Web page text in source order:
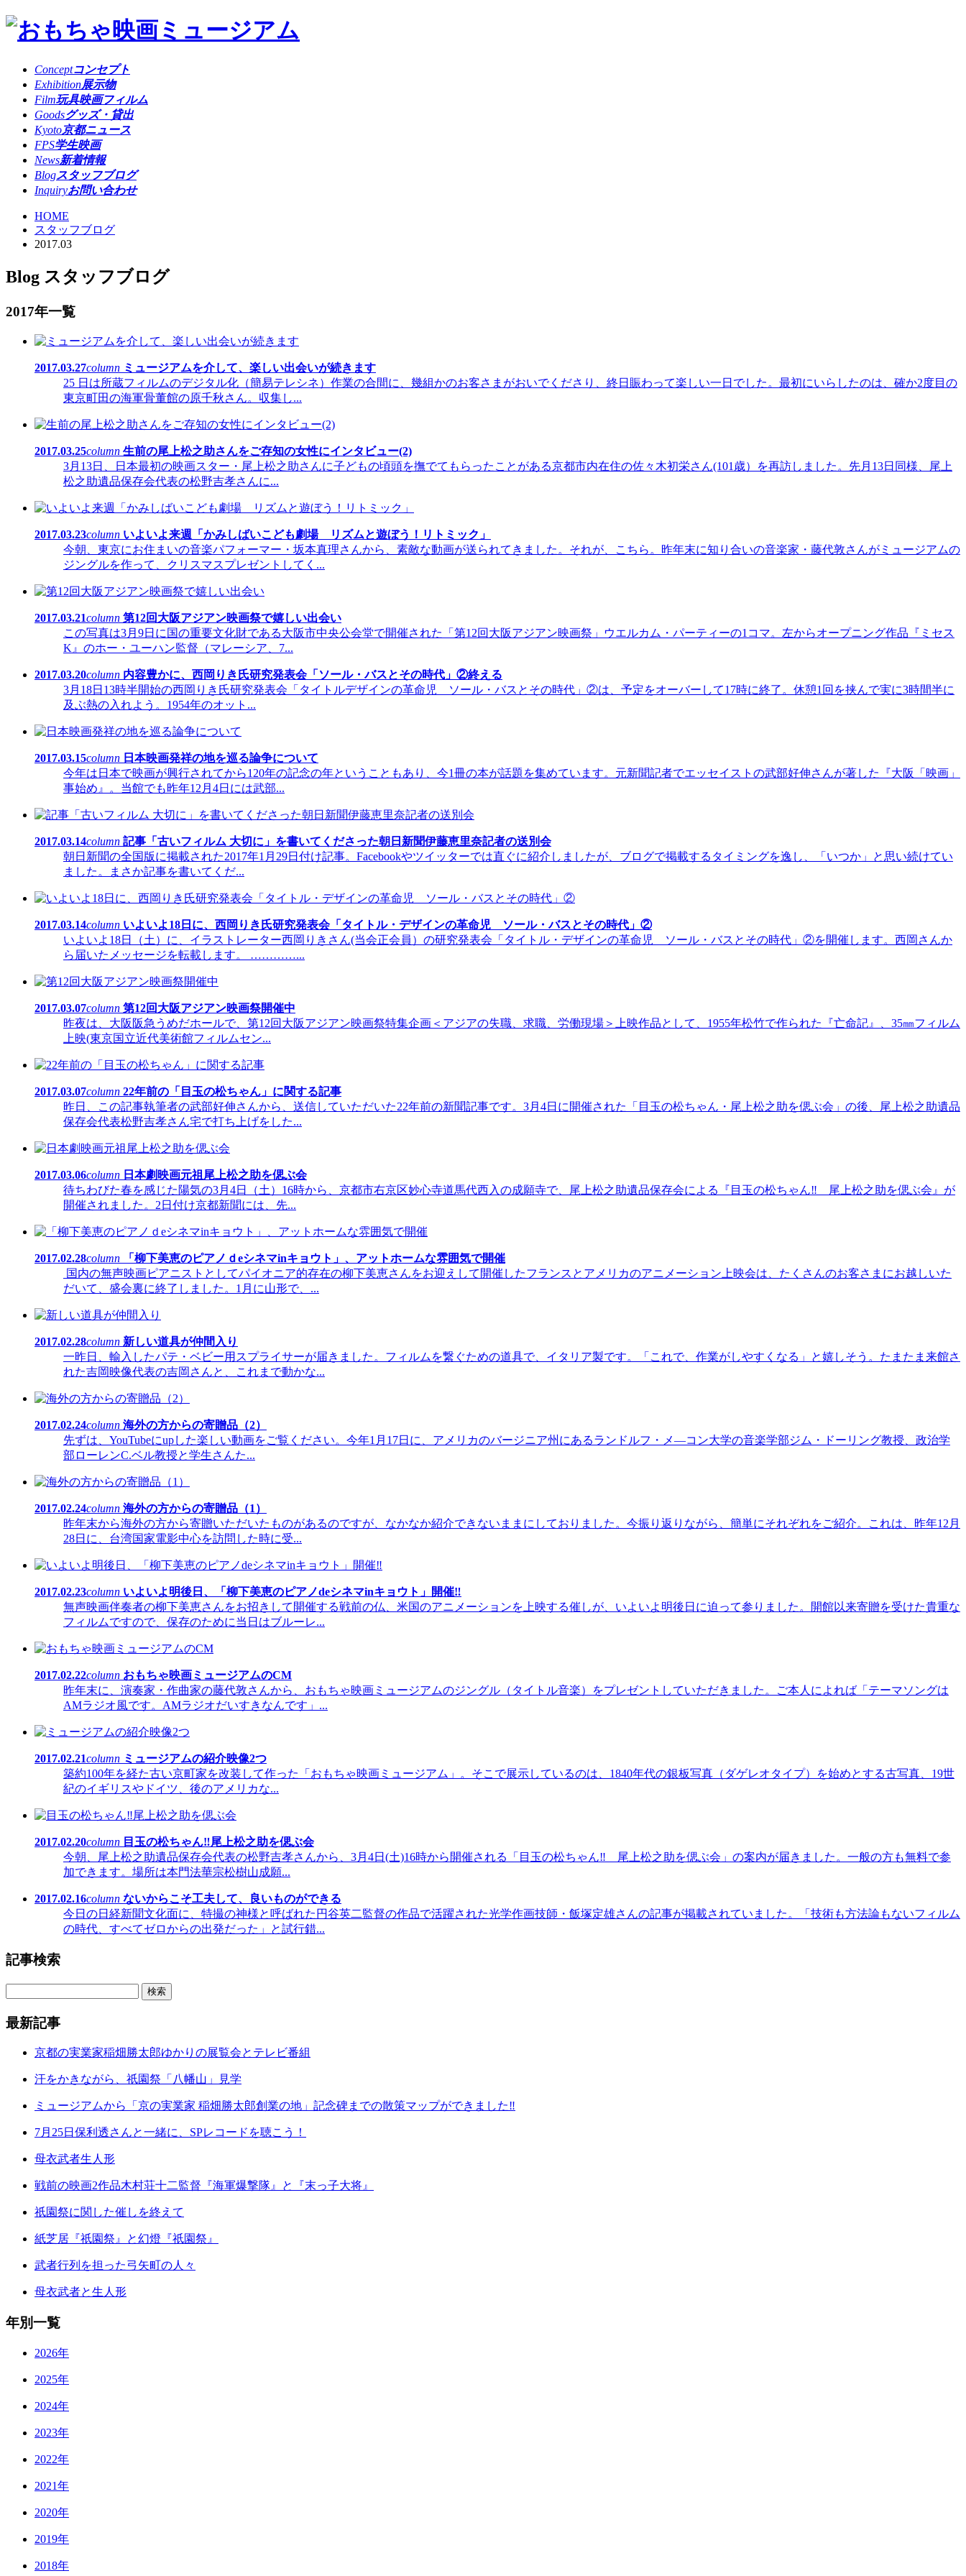
Conceptコンセプト
Exhibition展示物
Film玩具映画フィルム
Goodsグッズ・貸出
Kyoto京都ニュース
FPS学生映画
News新着情報
Blogスタッフブログ
Inquiryお問い合わせ
HOME
スタッフブログ
2017.03
Blog スタッフブログ
2017年一覧
2017.03.27column ミュージアムを介して、楽しい出会いが続きます
25 日は所蔵フィルムのデジタル化（簡易テレシネ）作業の合間に、幾組かのお客さまがおいでくださり、終日賑わって楽しい一日でした。最初にいらしたのは、確か2度目の
東京町田の海軍骨董館の原千秋さん。収集し...
2017.03.25column 生前の尾上松之助さんをご存知の女性にインタビュー(2)
3月13日、日本最初の映画スター・尾上松之助さんに子どもの頃頭を撫でてもらったことがある京都市内在住の佐々木初栄さん(101歳）を再訪しました。先月13日同様、尾上
松之助遺品保存会代表の松野吉孝さんに...
2017.03.23column いよいよ来週「かみしばいこども劇場 リズムと遊ぼう！リトミック」
今朝、東京にお住まいの音楽パフォーマー・坂本真理さんから、素敵な動画が送られてきました。それが、こちら。昨年末に知り合いの音楽家・藤代敦さんがミュージアムの
ジングルを作って、クリスマスプレゼントしてく...
2017.03.21column 第12回大阪アジアン映画祭で嬉しい出会い
この写真は3月9日に国の重要文化財である大阪市中央公会堂で開催された「第12回大阪アジアン映画祭」ウエルカム・パーティーの1コマ。左からオープニング作品『ミセス
K』のホー・ユーハン監督（マレーシア、7...
2017.03.20column 内容豊かに、西岡りき氏研究発表会「ソール・バスとその時代」②終える
3月18日13時半開始の西岡りき氏研究発表会「タイトルデザインの革命児 ソール・バスとその時代」②は、予定をオーバーして17時に終了。休憩1回を挟んで実に3時間半に
及ぶ熱の入れよう。1954年のオット...
2017.03.15column 日本映画発祥の地を巡る論争について
今年は日本で映画が興行されてから120年の記念の年ということもあり、今1冊の本が話題を集めています。元新聞記者でエッセイストの武部好伸さんが著した『大阪「映画」
事始め』。当館でも昨年12月4日には武部...
2017.03.14column 記事「古いフィルム 大切に」を書いてくださった朝日新聞伊藤恵里奈記者の送別会
朝日新聞の全国版に掲載された2017年1月29日付け記事。Facebookやツイッターでは直ぐに紹介しましたが、ブログで掲載するタイミングを逸し、「いつか」と思い続けてい
ました。まさか記事を書いてくだ...
2017.03.14column いよいよ18日に、西岡りき氏研究発表会「タイトル・デザインの革命児 ソール・バスとその時代」②
いよいよ18日（土）に、イラストレーター西岡りきさん(当会正会員）の研究発表会「タイトル・デザインの革命児 ソール・バスとその時代」②を開催します。西岡さんか
ら届いたメッセージを転載します。 …………...
2017.03.07column 第12回大阪アジアン映画祭開催中
昨夜は、大阪阪急うめだホールで、第12回大阪アジアン映画祭特集企画＜アジアの失職、求職、労働現場＞上映作品として、1955年松竹で作られた『亡命記』、35㎜フィルム
上映(東京国立近代美術館フィルムセン...
2017.03.07column 22年前の「目玉の松ちゃん」に関する記事
昨日、この記事執筆者の武部好伸さんから、送信していただいた22年前の新聞記事です。3月4日に開催された「目玉の松ちゃん・尾上松之助を偲ぶ会」の後、尾上松之助遺品
保存会代表松野吉孝さん宅で打ち上げをした...
2017.03.06column 日本劇映画元祖尾上松之助を偲ぶ会
待ちわびた春を感じた陽気の3月4日（土）16時から、京都市右京区妙心寺道馬代西入の成願寺で、尾上松之助遺品保存会による『目玉の松ちゃん‼ 尾上松之助を偲ぶ会』が
開催されました。2日付け京都新聞には、先...
2017.02.28column
「柳下美恵のピアノｄeシネマinキョウト」、アットホームな雰囲気で開催
国内の無声映画ピアニストとしてパイオニア的存在の柳下美恵さんをお迎えして開催したフランスとアメリカのアニメーション上映会は、たくさんのお客さまにお越しいた
だいて、盛会裏に終了しました。1月に山形で、...
2017.02.28column 新しい道具が仲間入り
一昨日、輸入したパテ・ベビー用スプライサーが届きました。フィルムを繋ぐための道具で、イタリア製です。「これで、作業がしやすくなる」と嬉しそう。たまたま来館さ
れた吉岡映像代表の吉岡さんと、これまで動かな...
2017.02.24column 海外の方からの寄贈品（2）
先ずは、YouTubeにupした楽しい動画をご覧ください。今年1月17日に、アメリカのバージニア州にあるランドルフ・メ―コン大学の音楽学部ジム・ドーリング教授、政治学
部ローレンC.ベル教授と学生さんた...
2017.02.24column 海外の方からの寄贈品（1）
昨年末から海外の方から寄贈いただいたものがあるのですが、なかなか紹介できないままにしておりました。今振り返りながら、簡単にそれぞれをご紹介。これは、昨年12月
28日に、台湾国家電影中心を訪問した時に受...
2017.02.23column いよいよ明後日、「柳下美恵のピアノdeシネマinキョウト」開催‼
無声映画伴奏者の柳下美恵さんをお招きして開催する戦前の仏、米国のアニメーションを上映する催しが、いよいよ明後日に迫って参りました。開館以来寄贈を受けた貴重な
フィルムですので、保存のために当日はブルーレ...
2017.02.22column おもちゃ映画ミュージアムのCM
昨年末に、演奏家・作曲家の藤代敦さんから、おもちゃ映画ミュージアムのジングル（タイトル音楽）をプレゼントしていただきました。ご本人によれば「テーマソングは
AMラジオ風です。AMラジオだいすきなんです」...
2017.02.21column ミュージアムの紹介映像2つ
築約100年を経た古い京町家を改装して作った「おもちゃ映画ミュージアム」。そこで展示しているのは、1840年代の銀板写真（ダゲレオタイプ）を始めとする古写真、19世
紀のイギリスやドイツ、後のアメリカな...
2017.02.20column 目玉の松ちゃん‼尾上松之助を偲ぶ会
今朝、尾上松之助遺品保存会代表の松野吉孝さんから、3月4日(土)16時から開催される「目玉の松ちゃん‼ 尾上松之助を偲ぶ会」の案内が届きました。一般の方も無料で参
加できます。場所は本門法華宗松樹山成願...
2017.02.16column ないからこそ工夫して、良いものができる
今日の日経新聞文化面に、特撮の神様と呼ばれた円谷英二監督の作品で活躍された光学作画技師・飯塚定雄さんの記事が掲載されていました。「技術も方法論もないフィルム
の時代、すべてゼロからの出発だった」と試行錯...
記事検索
最新記事
京都の実業家稲畑勝太郎ゆかりの展覧会とテレビ番組
汗をかきながら、祇園祭「八幡山」見学
ミュージアムから「京の実業家 稲畑勝太郎創業の地」記念碑までの散策マップができました‼
7月25日保利透さんと一緒に、SPレコードを聴こう！
母衣武者生人形
戦前の映画2作品木村荘十二監督『海軍爆撃隊』と『末っ子大将』
祇園祭に関した催しを終えて
紙芝居『祇園祭』と幻燈『祇園祭』
武者行列を担った弓矢町の人々
母衣武者と生人形
年別一覧
2026年
2025年
2024年
2023年
2022年
2021年
2020年
2019年
2018年